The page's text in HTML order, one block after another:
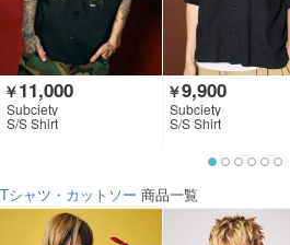
￥11,000
Subciety
S/S Shirt
￥9,900
Subciety
S/S Shirt
Tシャツ・カットソー 商品一覧